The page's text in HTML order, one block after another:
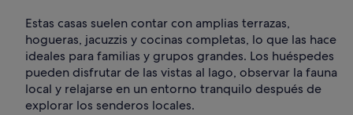
Estas casas suelen contar con amplias terrazas,
hogueras, jacuzzis y cocinas completas, lo que las hace
ideales para familias y grupos grandes. Los huéspedes
pueden disfrutar de las vistas al lago, observar la fauna
local y relajarse en un entorno tranquilo después de
explorar los senderos locales.